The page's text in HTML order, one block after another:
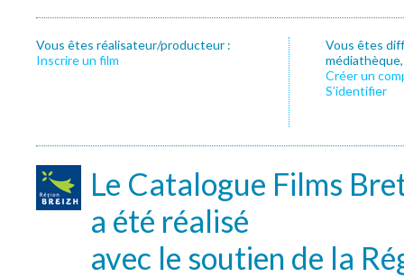
Vous êtes réalisateur/producteur :
Inscrire un film
Vous êtes
Créer un
S’identifier
Le Catalogue Films
a été réalisé
avec le soutien de la